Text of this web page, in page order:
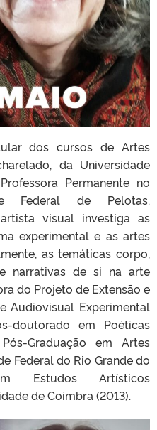
dos cursos de Artes
da Universidade
Permanente no
Federal de Pelotas.
visual investiga as
experimental e as artes
as temáticas corpo,
narrativas de si na arte
do Projeto de Extensão e
Audiovisual Experimental
doutorado em Poéticas
Graduação em Artes
Federal do Rio Grande do
Estudos Artísticos
de Coimbra (2013).